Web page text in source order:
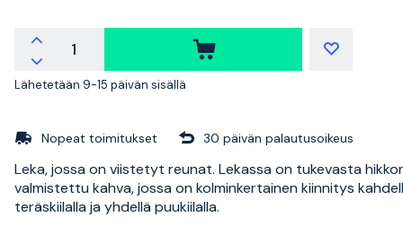
Lähetetään 9-15 päivän sisällä
Nopeat toimitukset 30 päivän palautusoikeus
Leka, jossa on viistetyt reunat. Lekassa on tukevasta
valmistettu kahva, jossa on kolminkertainen kiinnitys
teräskiilalla ja yhdellä puukiilalla.